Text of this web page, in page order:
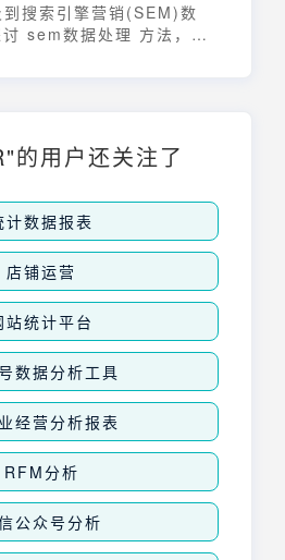
搜索引擎营销(SEM)数
sem数据处理 方法，并
的用户还关注了
计数据报表
店铺运营
站统计平台
数据分析工具
经营分析报表
RFM分析
公众号分析